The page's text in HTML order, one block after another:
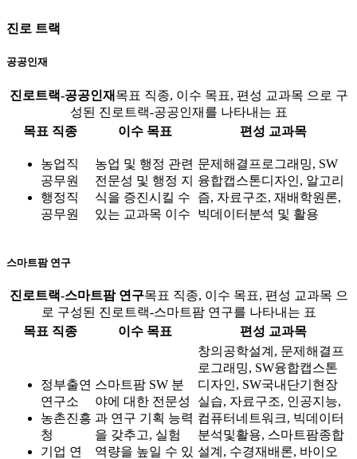
진로 트랙
공공인재
진로트랙-공공인재 목표 직종, 이수 목표, 편성 교과목 으로 구
성된 진로트랙-공공인재를 나타내는 표
목표 직종
이수 목표 편성 교과목
농업직
공무원
행정직
공무원
농업 및 행정 관련
전문성 및 행정 지
식을 증진시킬 수
있는 교과목 이수
문제해결프로그래밍, SW
융합캡스톤디자인, 알고리
즘, 자료구조, 재배학원론,
빅데이터분석 및 활용
스마트팜 연구
진로트랙-스마트팜 연구목표 직종, 이수 목표, 편성 교과목 으
로 구성된 진로트랙-스마트팜 연구를 나타내는 표
목표 직종
이수 목표 편성 교과목
정부출연
연구소
농촌진흥
청
기업 연
스마트팜 SW 분
야에 대한 전문성
과 연구 기획 능력
을 갖추고, 실험
역량을 높일 수 있
창의공학설계, 문제해결프
로그래밍, SW융합캡스톤
디자인, SW국내단기현장
실습, 자료구조, 인공지능,
컴퓨터네트워크, 빅데이터
분석및활용, 스마트팜종합
설계, 수경재배론, 바이오